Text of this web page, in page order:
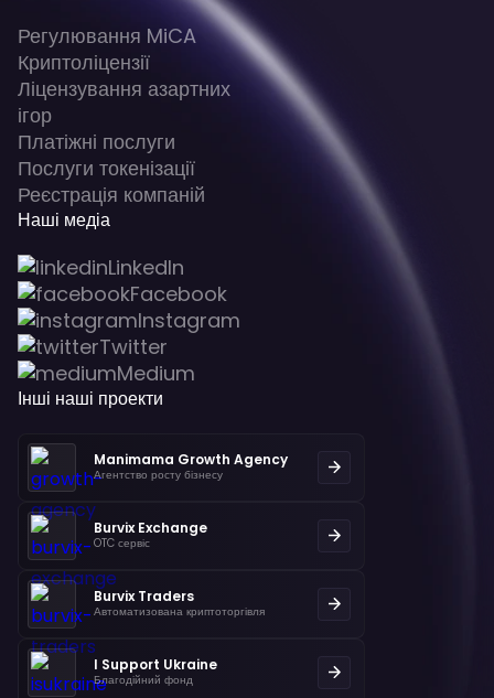
Регулювання MiCA
Криптоліцензії
Ліцензування азартних
ігор
Платіжні послуги
Послуги токенізації
Реєстрація компаній
Наші медіа
LinkedIn
Facebook
Instagram
Twitter
Medium
Інші наші проекти
Manimama Growth Agency
Агентство росту бізнесу
Burvix Exchange
OTC сервіс
Burvix Traders
Автоматизована криптоторгівля
I Support Ukraine
Благодійний фонд